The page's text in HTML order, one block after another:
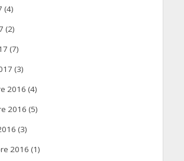
(4)
(2)
(7)
(3)
2016 (4)
2016 (5)
(3)
2016 (1)